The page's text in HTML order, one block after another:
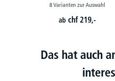
8 Varianten zur Auswahl
abchf 219,-
Das hat auch